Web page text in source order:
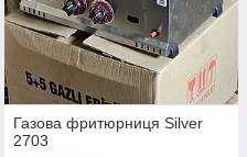
Газова фритюрниця Silver
2703